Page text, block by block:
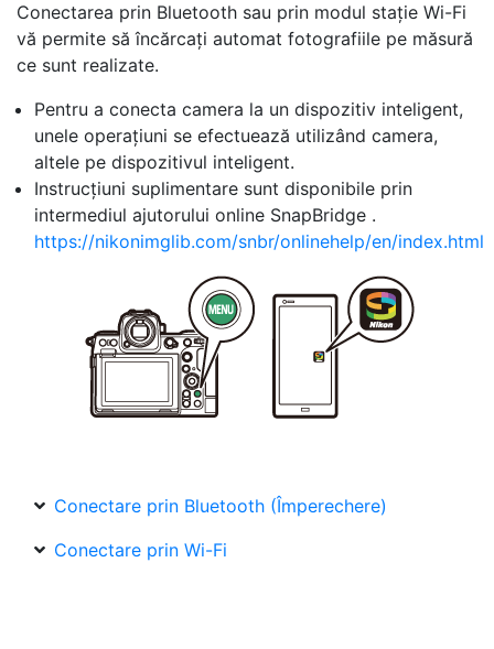
Conectarea prin Bluetooth sau prin modul stație Wi-Fi
vă permite să încărcați automat fotografiile pe măsură
ce sunt realizate.
Pentru a conecta camera la un dispozitiv inteligent,
unele operațiuni se efectuează utilizând camera,
altele pe dispozitivul inteligent.
Instrucțiuni suplimentare sunt disponibile prin
intermediul ajutorului online SnapBridge .
https://nikonimglib.com/snbr/onlinehelp/en/index.html
Conectare prin Bluetooth (Împerechere)
Conectare prin Wi-Fi